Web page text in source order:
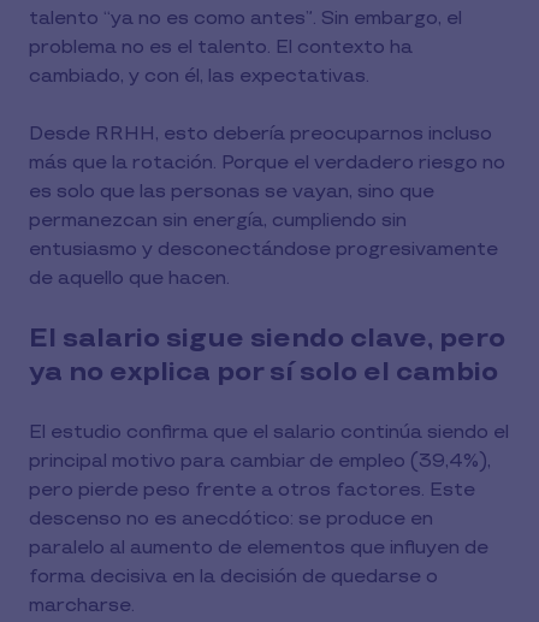
talento “ya no es como antes”. Sin embargo, el
problema no es el talento. El contexto ha
cambiado, y con él, las expectativas.
Desde RRHH, esto debería preocuparnos incluso
más que la rotación. Porque el verdadero riesgo no
es solo que las personas se vayan, sino que
permanezcan sin energía, cumpliendo sin
entusiasmo y desconectándose progresivamente
de aquello que hacen.
El salario sigue siendo clave, pero
ya no explica por sí solo el cambio
El estudio confirma que el salario continúa siendo el
principal motivo para cambiar de empleo (39,4%),
pero pierde peso frente a otros factores. Este
descenso no es anecdótico: se produce en
paralelo al aumento de elementos que influyen de
forma decisiva en la decisión de quedarse o
marcharse.